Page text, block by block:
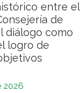
entre el
de
diálogo como
logro de
2026